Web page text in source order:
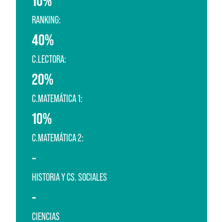
RANKING:
40%
C.LECTORA:
20%
C.MATEMÁTICA 1:
10%
C.MATEMÁTICA 2:
-
HISTORIA Y CS. SOCIALES
-
CIENCIAS